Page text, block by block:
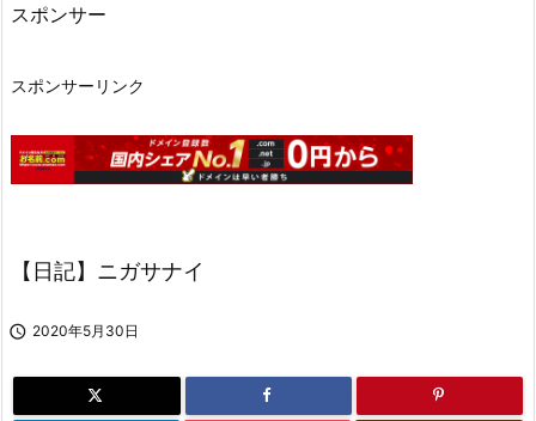
スポンサー
スポンサーリンク
【日記】ニガサナイ
 2020年5月30日